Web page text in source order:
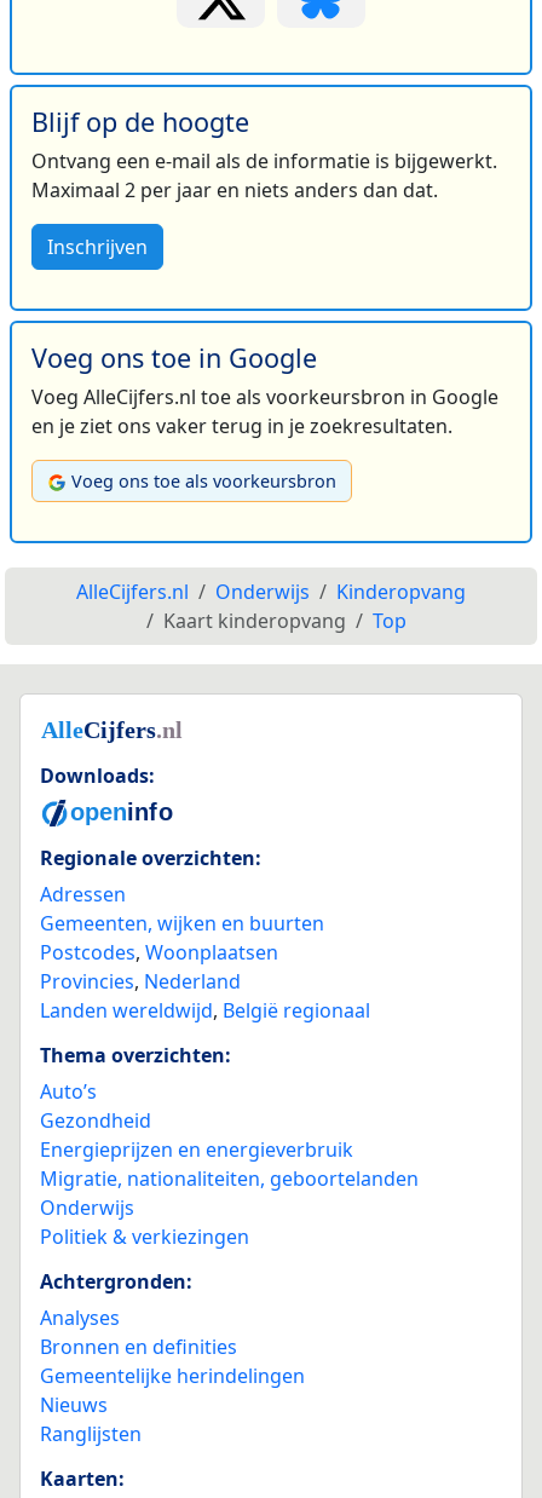
Blijf op de hoogte
Ontvang een e-mail als de informatie is bijgewerkt.
Maximaal 2 per jaar en niets anders dan dat.
Inschrijven
Voeg ons toe in Google
Voeg AlleCijfers.nl toe als voorkeursbron in Google
en je ziet ons vaker terug in je zoekresultaten.
Voeg ons toe als voorkeursbron
AlleCijfers.nl Onderwijs
Kinderopvang
Kaart kinderopvang
Top
Downloads:
Regionale overzichten:
Adressen
Gemeenten, wijken en buurten
Postcodes, Woonplaatsen
Provincies, Nederland
Landen wereldwijd, België regionaal
Thema overzichten:
Auto’s
Gezondheid
Energieprijzen en energieverbruik
Migratie, nationaliteiten, geboortelanden
Onderwijs
Politiek & verkiezingen
Achtergronden:
Analyses
Bronnen en definities
Gemeentelijke herindelingen
Nieuws
Ranglijsten
Kaarten: